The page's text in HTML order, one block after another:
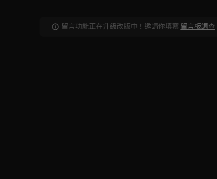
留言功能正在升級改版中！邀請你填寫 留言板調查